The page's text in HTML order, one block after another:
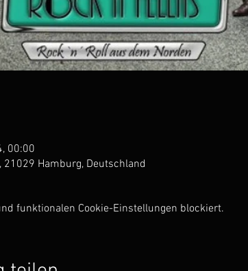
00:00
Hamburg, Deutschland
funktionalen Cookie-Einstellungen blockiert.